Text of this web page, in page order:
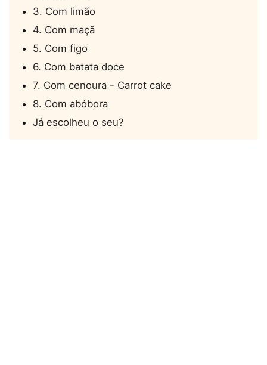
3. Com limão
4. Com maçã
5. Com figo
6. Com batata doce
7. Com cenoura - Carrot cake
8. Com abóbora
Já escolheu o seu?